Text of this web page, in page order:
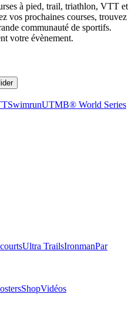
à pied, trail, triathlon, VTT et
vos prochaines courses, trouvez
communauté de sportifs.
votre évènement.
SwimrunUTMB® World Series
Ultra TrailsIronmanPar
ShopVidéos